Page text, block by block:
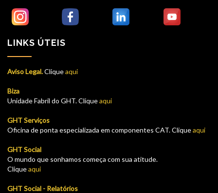
LINKS ÚTEIS
Aviso Legal.Cliqueaqui
Biza
Unidade Fabril do GHT. Cliqueaqui
GHT Serviços
Oficina de ponta especializada em componentes CAT. Cliqueaqui
GHT Social
O mundo que sonhamos começa com sua atitude.
Cliqueaqui
GHT Social - Relatórios